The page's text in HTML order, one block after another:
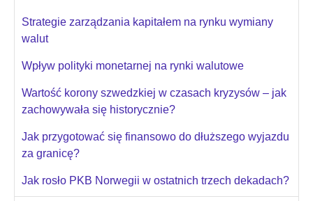
Strategie zarządzania kapitałem na rynku wymiany
walut
Wpływ polityki monetarnej na rynki walutowe
Wartość korony szwedzkiej w czasach kryzysów – jak
zachowywała się historycznie?
Jak przygotować się finansowo do dłuższego wyjazdu
za granicę?
Jak rosło PKB Norwegii w ostatnich trzech dekadach?